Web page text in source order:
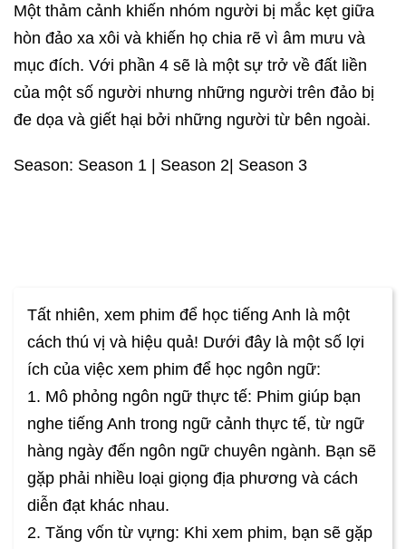
Một thảm cảnh khiến nhóm người bị mắc kẹt giữa
hòn đảo xa xôi và khiến họ chia rẽ vì âm mưu và
mục đích. Với phần 4 sẽ là một sự trở về đất liền
của một số người nhưng những người trên đảo bị
đe dọa và giết hại bởi những người từ bên ngoài.
Season: Season 1 | Season 2| Season 3
Tất nhiên, xem phim để học tiếng Anh là một
cách thú vị và hiệu quả! Dưới đây là một số lợi
ích của việc xem phim để học ngôn ngữ:
1. Mô phỏng ngôn ngữ thực tế: Phim giúp bạn
nghe tiếng Anh trong ngữ cảnh thực tế, từ ngữ
hàng ngày đến ngôn ngữ chuyên ngành. Bạn sẽ
gặp phải nhiều loại giọng địa phương và cách
diễn đạt khác nhau.
2. Tăng vốn từ vựng: Khi xem phim, bạn sẽ gặp